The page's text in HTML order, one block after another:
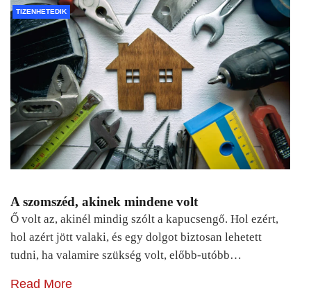
TIZENHETEDIK
A szomszéd, akinek mindene volt
Ő volt az, akinél mindig szólt a kapucsengő. Hol ezért,
hol azért jött valaki, és egy dolgot biztosan lehetett
tudni, ha valamire szükség volt, előbb-utóbb…
Read More